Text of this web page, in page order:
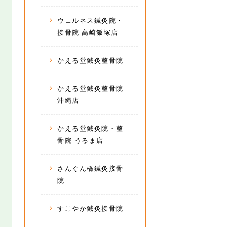
ウェルネス鍼灸院・
接骨院 高崎飯塚店
かえる堂鍼灸整骨院
かえる堂鍼灸整骨院
沖縄店
かえる堂鍼灸院・整
骨院 うるま店
さんぐん橋鍼灸接骨
院
すこやか鍼灸接骨院